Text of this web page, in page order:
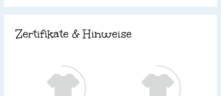
Zertifikate & Hinweise